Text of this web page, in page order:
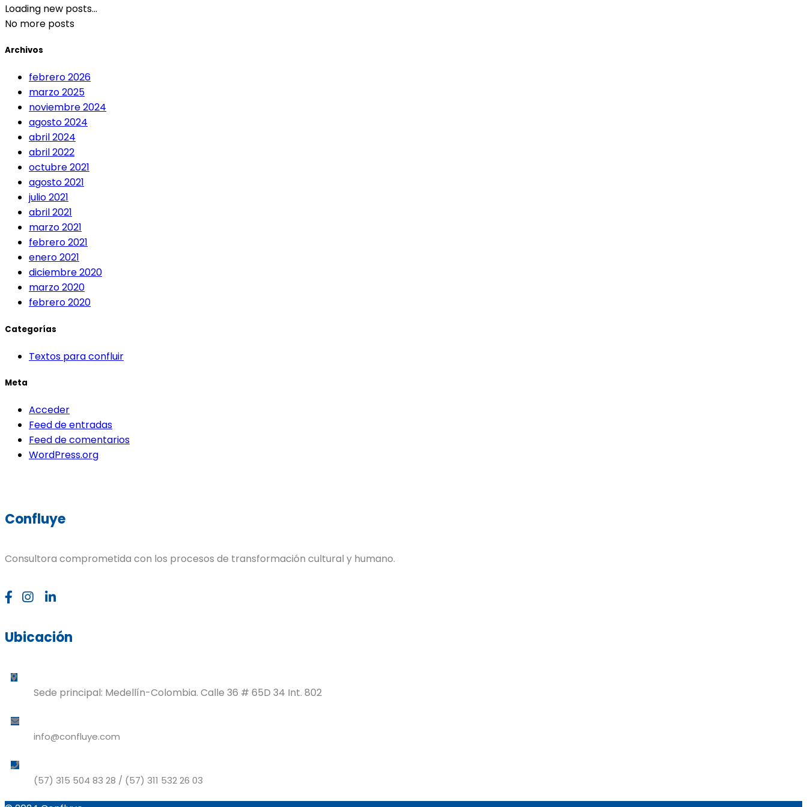
Loading new posts...
No more posts
Archivos
febrero 2026
marzo 2025
noviembre 2024
agosto 2024
abril 2024
abril 2022
octubre 2021
agosto 2021
julio 2021
abril 2021
marzo 2021
febrero 2021
enero 2021
diciembre 2020
marzo 2020
febrero 2020
Categorías
Textos para confluir
Meta
Acceder
Feed de entradas
Feed de comentarios
WordPress.org
Confluye
Consultora comprometida con los procesos de transformación cultural y humano.
Ubicación
Sede principal: Medellín-Colombia. Calle 36 # 65D 34 Int. 802
info@confluye.com
(57) 315 504 83 28 / (57) 311 532 26 03